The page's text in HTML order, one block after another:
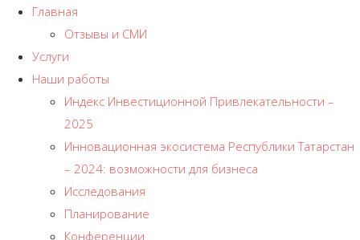
Главная
Отзывы и СМИ
Услуги
Наши работы
Индекс Инвестиционной Привлекательности –
2025
Инновационная экосистема Республики Татарстан
– 2024: возможности для бизнеса
Исследования
Планирование
Конференции